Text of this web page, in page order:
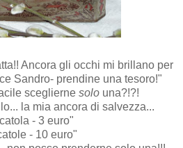
Ancora gli occhi mi brillano per
Sandro- prendine una tesoro!"
sceglierne solo una?!?!
la mia ancora di salvezza...
- 3 euro"
- 10 euro"